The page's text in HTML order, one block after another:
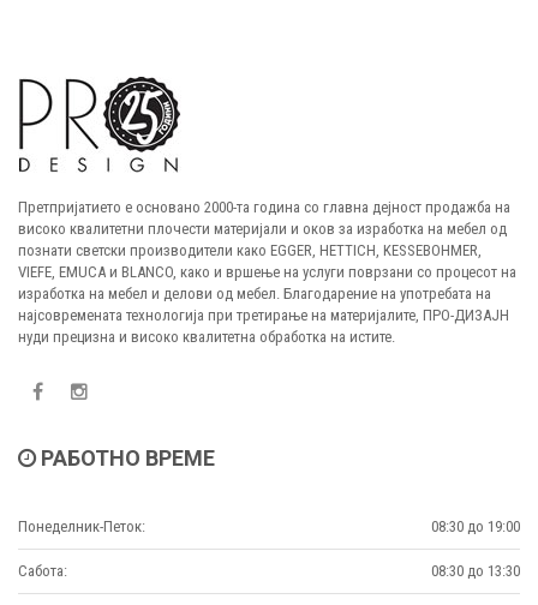
Претпријатието е основано 2000-та година со главна дејност продажба на
високо квалитетни плочести материјали и оков за изработка на мебел од
познати светски производители како EGGER, HETTICH, KESSEBOHMER,
VIEFE, EMUCA и BLANCO, како и вршење на услуги поврзани со процесот на
изработка на мебел и делови од мебел. Благодарение на употребата на
најсовремената технологија при третирање на материјалите, ПРО-ДИЗАЈН
нуди прецизна и високо квалитетна обработка на истите.
РАБОТНО ВРЕМЕ
Понеделник-Петок: 08:30 до 19:00
Сабота: 08:30 до 13:30